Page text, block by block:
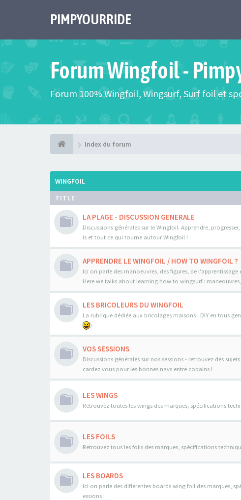
PIMPYOURRIDE
Forum Wingfoil -
Forum 100% Wingfoil, Wingsurf, Surf foil et
Index du forum
WINGFOIL
TITLE
LA PLAGE - DISCUSSION GENERALE
Discussions générales sur le Wingfoil. Apprendre,
is et tout ce qui tourne autour Wingfoil !
APPRENDRE LE WINGFOIL / HOW TO WINGFOIL ?
Ici on parle des manoeuvres, des figures, de
Here we talks about learning how to wingsurf :
LES BRICOLEURS DU WINGFOIL
La rubrique dédiée aux bricolages maisons : DIY en tous
)
VOS SESSIONS
Discussions générales sur nos sessions - retrouvez des
cardez vous pour les bonnes navs entre copains !
LES WINGS
Retrouvez toutes les wings des marques, spécifications
LES FOILS
Retrouvez tous les foils des marques, spécifications
LES BOARDS
Ici on parle des différentes boards wing foil des marques,
essions !